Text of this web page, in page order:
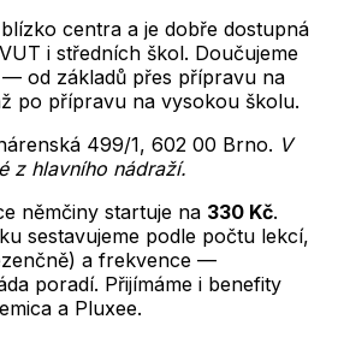
centra a je dobře dostupná
i středních škol. Doučujeme
od základů přes přípravu na
po přípravu na vysokou školu.
499/1, 602 00 Brno. V
z hlavního nádraží.
němčiny startuje na 330 Kč.
sestavujeme podle počtu lekcí,
a frekvence —
poradí. Přijímáme i benefity
a Pluxee.